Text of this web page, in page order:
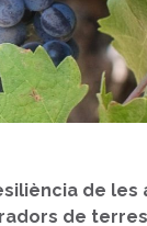
de les
de